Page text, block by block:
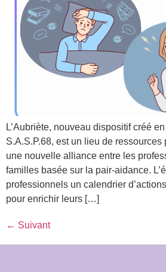
L’Aubriète, nouveau dispositif créé
S.A.S.P.68, est un lieu de ressources
une nouvelle alliance entre les
familles basée sur la pair-aidance.
professionnels un calendrier
pour enrichir leurs […]
← Suivant